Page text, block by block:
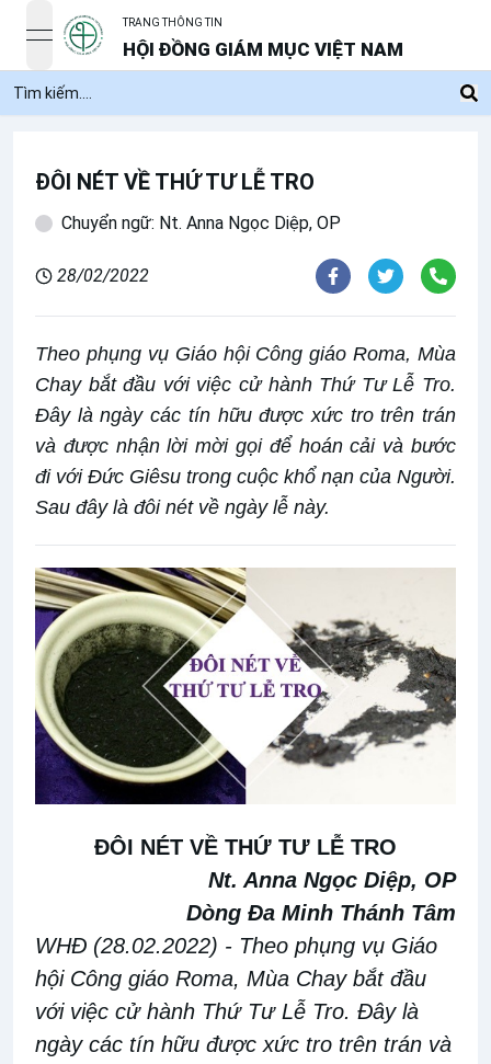
open navigation menu
TRANG THÔNG TIN
HỘI ĐỒNG GIÁM MỤC VIỆT NAM
ĐÔI NÉT VỀ THỨ TƯ LỄ TRO
Chuyển ngữ: Nt. Anna Ngọc Diệp, OP
28/02/2022
Theo phụng vụ Giáo hội Công giáo Roma, Mùa
Chay bắt đầu với việc cử hành Thứ Tư Lễ Tro.
Đây là ngày các tín hữu được xức tro trên trán
và được nhận lời mời gọi để hoán cải và bước
đi với Đức Giêsu trong cuộc khổ nạn của Người.
Sau đây là đôi nét về ngày lễ này.
ĐÔI NÉT VỀ THỨ TƯ LỄ TRO
Nt. Anna Ngọc Diệp, OP
Dòng Đa Minh Thánh Tâm
WHĐ (28.02.2022) - Theo phụng vụ Giáo
hội Công giáo Roma, Mùa Chay bắt đầu
với việc cử hành Thứ Tư Lễ Tro. Đây là
ngày các tín hữu được xức tro trên trán và